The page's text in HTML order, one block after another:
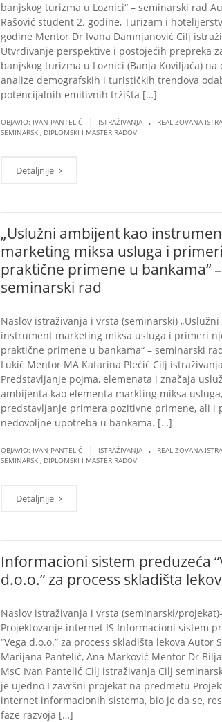
banjskog turizma u Loznici“ – seminarski rad
Rašović student 2. godine, Turizam i
godine Mentor Dr Ivana Damnjanović Cilj
Utvrđivanje perspektive i postojećih prepreka
banjskog turizma u Loznici (Banja Koviljača) na
analize demografskih i turističkih trendova
potencijalnih emitivnih tržišta […]
OBJAVIO: IVAN PANTELIĆ ISTRAŽIVANJA . REALIZOVANA
SEMINARSKI, DIPLOMSKI I MASTER RADOVI
Detaljnije
„Uslužni ambijent kao
marketing miksa usluga i
praktične primene u bankama“ –
seminarski rad
Naslov istraživanja i vrsta (seminarski)
instrument marketing miksa usluga i primeri
praktične primene u bankama“ – seminarski
Lukić Mentor MA Katarina Plećić Cilj istraživanja
Predstavljanje pojma, elemenata i značaja
ambijenta kao elementa markting miksa
predstavljanje primera pozitivne primene, ali i
nedovoljne upotreba u bankama. […]
OBJAVIO: IVAN PANTELIĆ ISTRAŽIVANJA . REALIZOVANA
SEMINARSKI, DIPLOMSKI I MASTER RADOVI
Detaljnije
Informacioni sistem preduzeća
d.o.o.” za process skladišta
Naslov istraživanja i vrsta (seminarski/
Projektovanje internet IS Informacioni sistem
“Vega d.o.o.” za process skladišta lekova Autor
Marijana Pantelić, Ana Marković Mentor Dr
MsC Ivan Pantelić Cilj istraživanja Cilj
je ujedno I završni projekat na predmetu
internet informacionih sistema, bio je da se,
faze razvoja […]